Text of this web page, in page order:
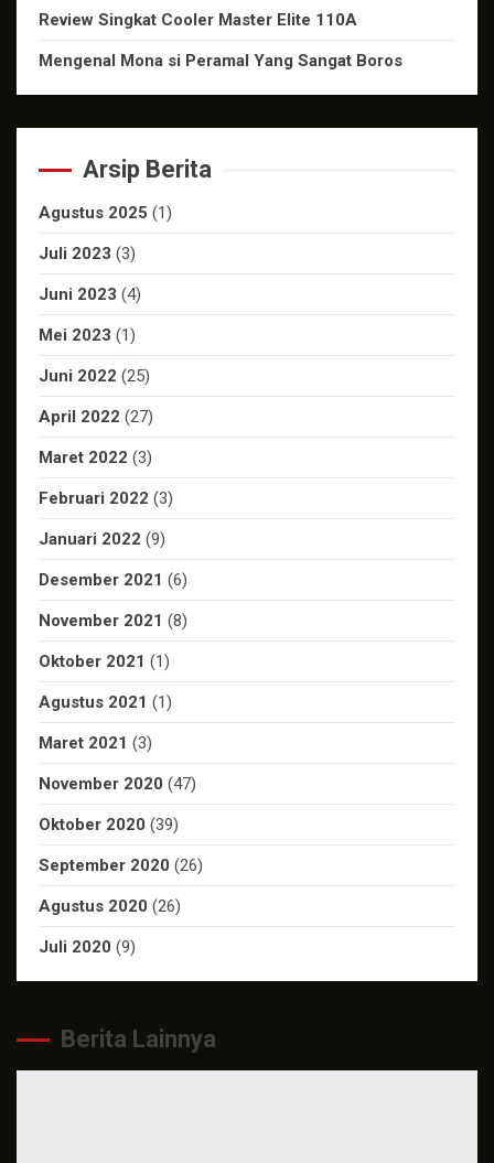
Review Singkat Cooler Master Elite 110A
Mengenal Mona si Peramal Yang Sangat Boros
Arsip Berita
Agustus 2025 (1)
Juli 2023 (3)
Juni 2023 (4)
Mei 2023 (1)
Juni 2022 (25)
April 2022 (27)
Maret 2022 (3)
Februari 2022 (3)
Januari 2022 (9)
Desember 2021 (6)
November 2021 (8)
Oktober 2021 (1)
Agustus 2021 (1)
Maret 2021 (3)
November 2020 (47)
Oktober 2020 (39)
September 2020 (26)
Agustus 2020 (26)
Juli 2020 (9)
Berita Lainnya